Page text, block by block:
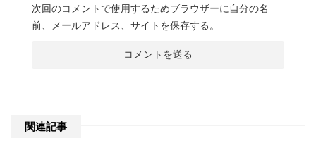
次回のコメントで使用するためブラウザーに自分の名
前、メールアドレス、サイトを保存する。
関連記事